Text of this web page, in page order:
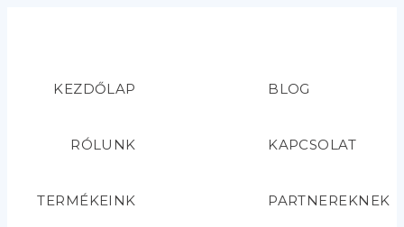
KEZDŐLAP
RÓLUNK
TERMÉKEINK
BLOG
KAPCSOLAT
PARTNEREKNEK